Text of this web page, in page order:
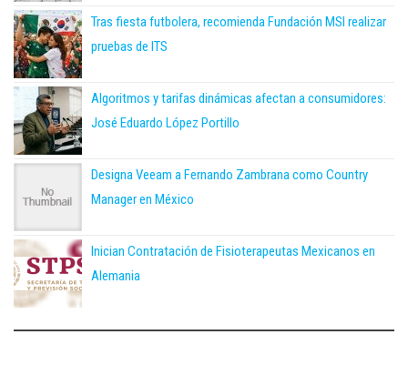
Tras fiesta futbolera, recomienda Fundación MSI realizar
pruebas de ITS
Algoritmos y tarifas dinámicas afectan a consumidores:
José Eduardo López Portillo
Designa Veeam a Fernando Zambrana como Country
Manager en México
Inician Contratación de Fisioterapeutas Mexicanos en
Alemania